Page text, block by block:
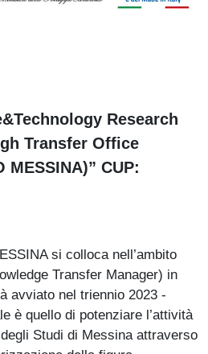
Research
Transfer Office
MESSINA)” CUP:
si colloca nell’ambito
Transfer Manager) in
avviato nel triennio 2023 -
è quello di potenziare l’attività
Studi di Messina attraverso